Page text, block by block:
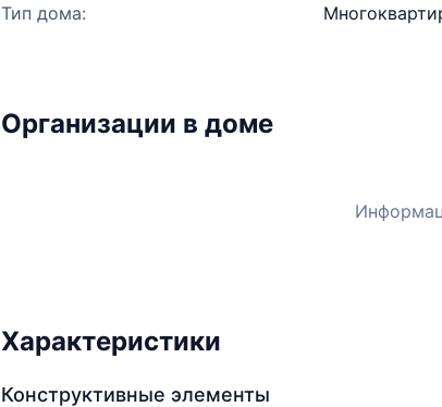
Тип дома:
Организации в доме
Характеристики
Конструктивные элементы